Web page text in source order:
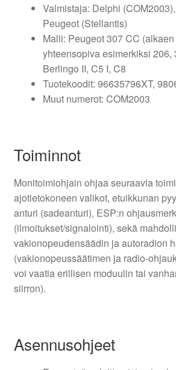
Valmistaja: Delphi
Peugeot (Stellantis)
Malli: Peugeot 307 CC
yhteensopiva esimerkiksi 206,
Berlingo II, C5 I, C8
Tuotekoodit: 96635796XT,
Muut numerot: COM2003
Toiminnot
Monitoimiohjain ohjaa seuraavia
ajotietokoneen valikot, etuikkunan
anturi (sadeanturi), ESP:n
(ilmoitukset/signalointi), sekä
vakionopeudensäädin ja autoradion
(vakionopeussäätimen ja radio-
voi vaatia erillisen moduulin tai
siirron).
Asennusohjeet